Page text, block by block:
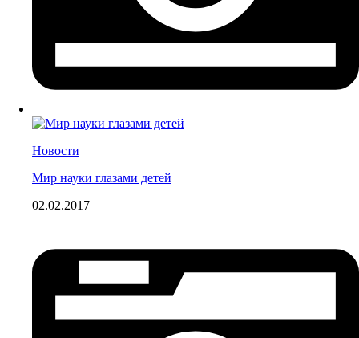
Новости
Мир науки глазами детей
02.02.2017